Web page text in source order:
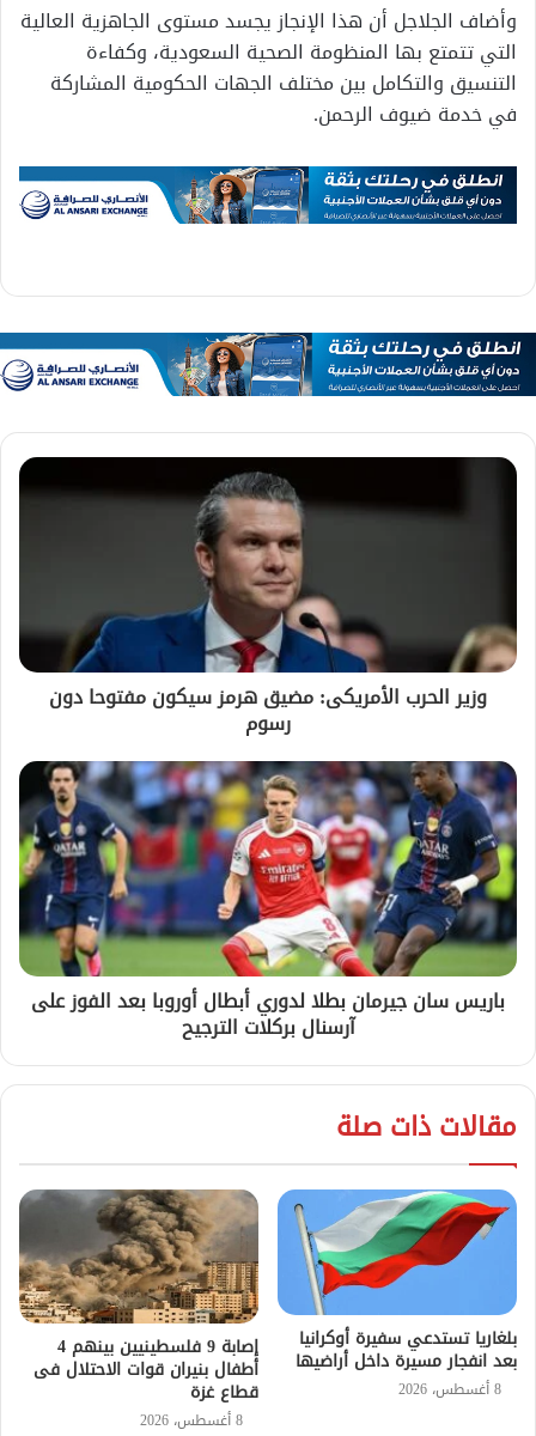
وأضاف الجلاجل أن هذا الإنجاز يجسد مستوى الجاهزية العالية
التي تتمتع بها المنظومة الصحية السعودية، وكفاءة
التنسيق والتكامل بين مختلف الجهات الحكومية المشاركة
في خدمة ضيوف الرحمن.
وزير الحرب الأمريكى: مضيق هرمز سيكون مفتوحا دون
رسوم
باريس سان جيرمان بطلا لدوري أبطال أوروبا بعد الفوز على
آرسنال بركلات الترجيح
مقالات ذات صلة
بلغاريا تستدعي سفيرة أوكرانيا
بعد انفجار مسيرة داخل أراضيها
8 أغسطس، 2026
إصابة 9 فلسطينيين بينهم 4
أطفال بنيران قوات الاحتلال فى
قطاع غزة
8 أغسطس، 2026